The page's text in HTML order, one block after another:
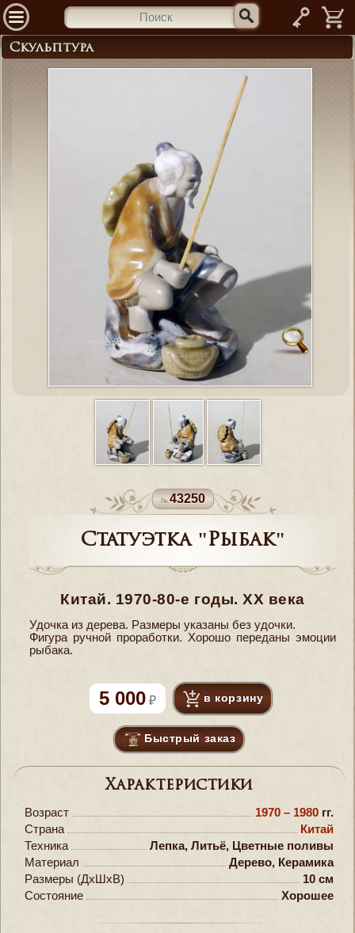
—
Скульптура
43250
Статуэтка "Рыбак"
Китай. 1970-80-е годы. ХХ века
Удочка из дерева. Размеры указаны без удочки.
Фигура ручной проработки. Хорошо переданы эмоции
рыбака.
5 000 в корзину
Быстрый заказ
Характеристики
Возраст 1970 – 1980 гг.
Страна
Китай
Техника
Лепка, Литьё, Цветные поливы
Материал
Дерево, Керамика
Размеры (ДxШxВ)
10 см
Состояние
Хорошее